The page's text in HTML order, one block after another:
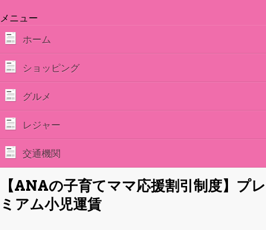
メニュー
ホーム
ショッピング
グルメ
レジャー
交通機関
【ANAの子育てママ応援割引制度】プレ
ミアム小児運賃